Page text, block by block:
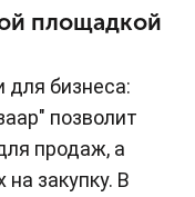
площадкой
бизнеса:
позволит
продаж, а
закупку. В